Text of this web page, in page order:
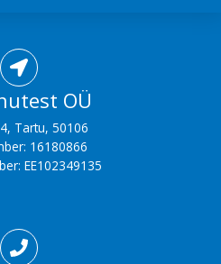
OÜ
Tartu, 50106
16180866
EE102349135